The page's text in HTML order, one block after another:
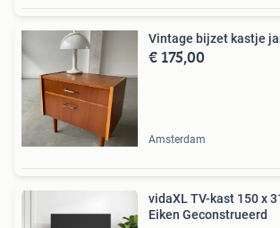
Vintage bijzet kastje
€ 175,00
Amsterdam
vidaXL TV-kast 150 x
Eiken Geconstrueerd